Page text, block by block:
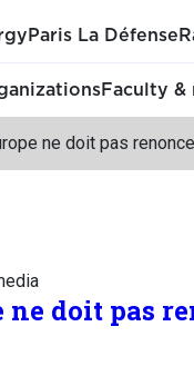
Paris La Défense
Faculty &
ne doit pas
ne doit pas